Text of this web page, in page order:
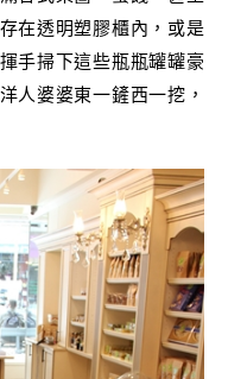
在透明塑膠櫃內，或是
手掃下這些瓶瓶罐罐豪
人婆婆東一鏟西一挖，